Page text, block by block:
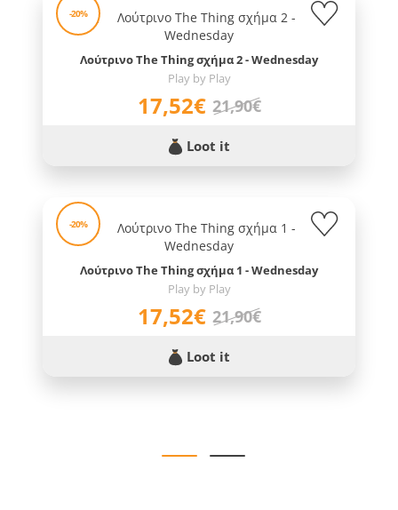
-20%
Λούτρινο The Thing σχήμα 2 - Wednesday
Play by Play
17,52€ 21,90€
Loot it
-20%
Λούτρινο The Thing σχήμα 1 - Wednesday
Play by Play
17,52€ 21,90€
Loot it